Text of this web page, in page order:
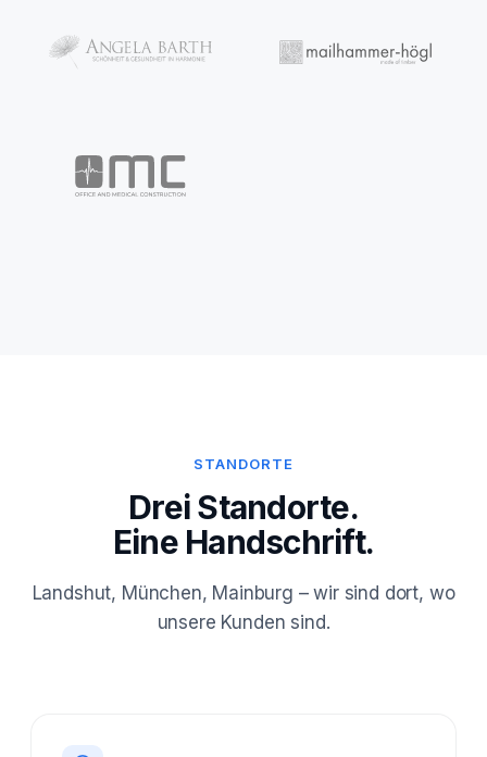
STANDORTE
Drei Standorte.
Eine Handschrift.
Landshut, München, Mainburg – wir sind dort, wo
unsere Kunden sind.